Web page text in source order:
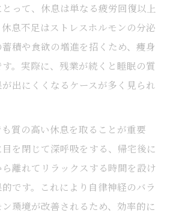
って、休息は単なる疲労回復以上
息不足はストレスホルモンの分泌
積や食欲の増進を招くため、痩身
。実際に、残業が続くと睡眠の質
出にくくなるケースが多く見られ
質の高い休息を取ることが重要
を閉じて深呼吸をする、帰宅後に
離れてリラックスする時間を設け
です。これにより自律神経のバラ
環境が改善されるため、効率的に